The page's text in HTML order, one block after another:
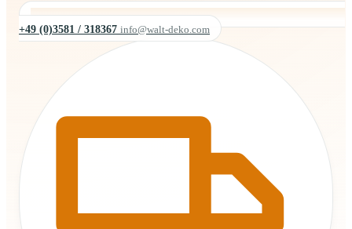
+49 (0)3581 / 318367 info@walt-deko.com